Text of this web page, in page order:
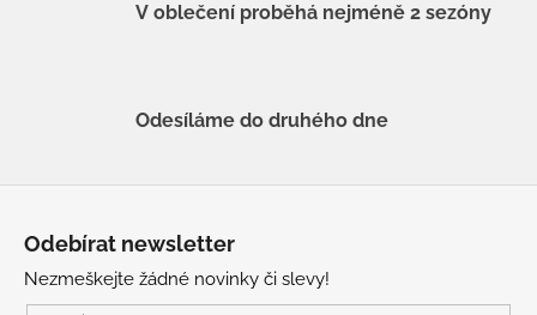
V oblečení proběhá nejméně 2 sezóny
Odesíláme do druhého dne
Odebírat newsletter
Nezmeškejte žádné novinky či slevy!